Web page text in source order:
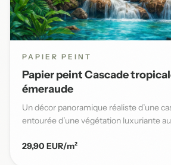
PAPIER PEINT
Papier peint Cascade
émeraude
Un décor panoramique réaliste d’une
entourée d’une végétation luxuriante
29,90 EUR/m²